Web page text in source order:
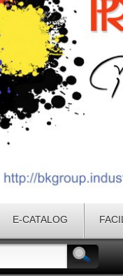
E-CATALOG